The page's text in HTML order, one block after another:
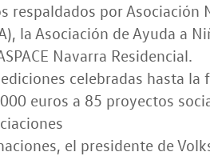
respaldados por Asociación
la Asociación de Ayuda a
Navarra Residencial.
celebradas hasta la
euros a 85 proyectos
el presidente de